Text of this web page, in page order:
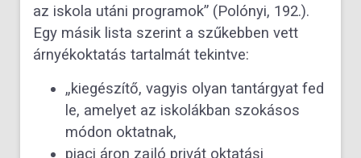
az iskola utáni programok” (Polónyi, 192.).
Egy másik lista szerint a szűkebben vett
árnyékoktatás tartalmát tekintve:
„kiegészítő, vagyis olyan tantárgyat fed
le, amelyet az iskolákban szokásos
módon oktatnak,
piaci áron zajló privát oktatási